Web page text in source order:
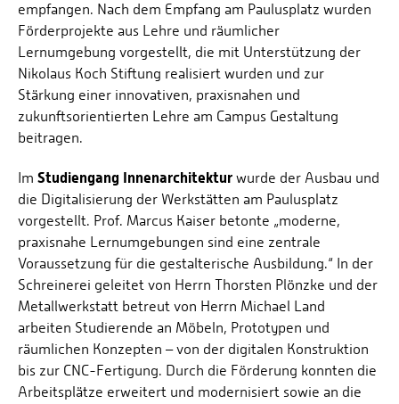
empfangen. Nach dem Empfang am Paulusplatz wurden
Förderprojekte aus Lehre und räumlicher
Lernumgebung vorgestellt, die mit Unterstützung der
Nikolaus Koch Stiftung realisiert wurden und zur
Stärkung einer innovativen, praxisnahen und
zukunftsorientierten Lehre am Campus Gestaltung
beitragen.
Im Studiengang Innenarchitektur wurde der Ausbau und
die Digitalisierung der Werkstätten am Paulusplatz
vorgestellt. Prof. Marcus Kaiser betonte „moderne,
praxisnahe Lernumgebungen sind eine zentrale
Voraussetzung für die gestalterische Ausbildung.“ In der
Schreinerei geleitet von Herrn Thorsten Plönzke und der
Metallwerkstatt betreut von Herrn Michael Land
arbeiten Studierende an Möbeln, Prototypen und
räumlichen Konzepten – von der digitalen Konstruktion
bis zur CNC-Fertigung. Durch die Förderung konnten die
Arbeitsplätze erweitert und modernisiert sowie an die